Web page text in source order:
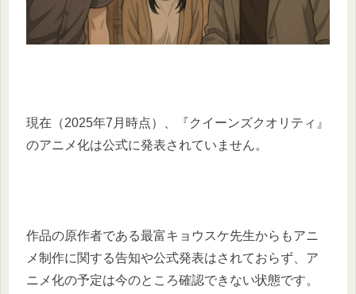
現在（2025年7月時点）、『クイーンズクオリティ』
のアニメ化は公式に発表されていません。
作品の原作者である最富キョウスケ先生からもアニ
メ制作に関する告知や公式発表はされておらず、ア
ニメ化の予定は今のところ確認できない状態です。